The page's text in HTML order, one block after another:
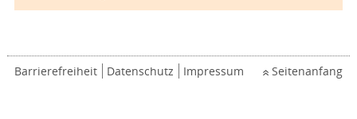
Barrierefreiheit Datenschutz Impressum Seitenanfang